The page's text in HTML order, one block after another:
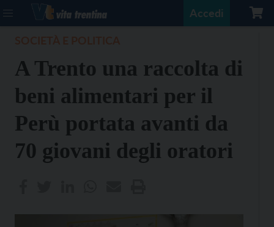
Accedi
A Trento una raccolta di
beni alimentari per il
Perù portata avanti da
70 giovani degli oratori